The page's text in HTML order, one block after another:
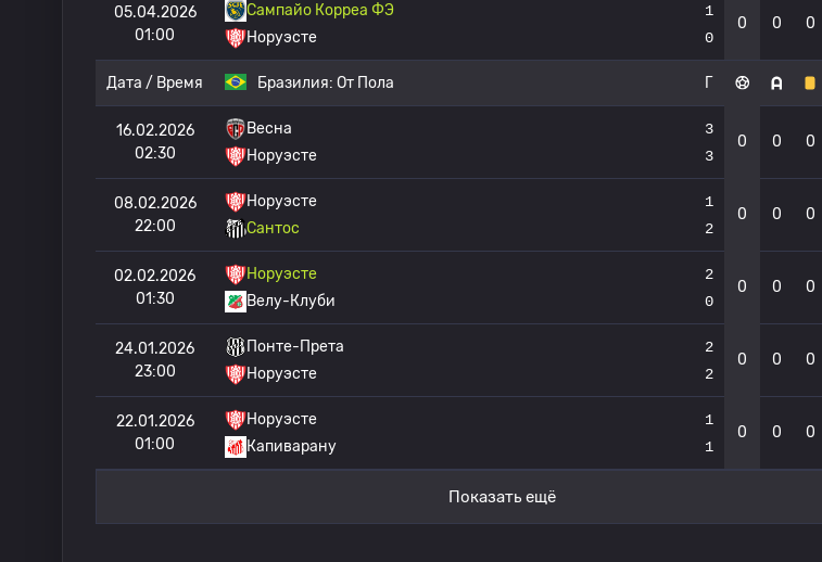
05.04.2026
01:00
Сампайо Корреа ФЭ
Норуэсте
1
0
0 0 0
Дата / Время Бразилия: От Пола Г
16.02.2026
02:30
Весна
Норуэсте
3
3
0 0 0
08.02.2026
22:00
Норуэсте
Сантос
1
2
0 0 0
02.02.2026
01:30
Норуэсте
Велу-Клуби
2
0
0 0 0
24.01.2026
23:00
Понте-Прета
Норуэсте
2
2
0 0 0
22.01.2026
01:00
Норуэсте
Капиварану
1
1
0 0 0
Показать ещё